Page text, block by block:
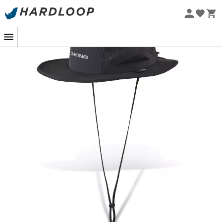
Promos d'été 🔥 -5 % EXTRA dès 2 produits* code Summer5
-5% Extra - Code Summer5
Le Dakine Kahu Surf : protégez-vous du